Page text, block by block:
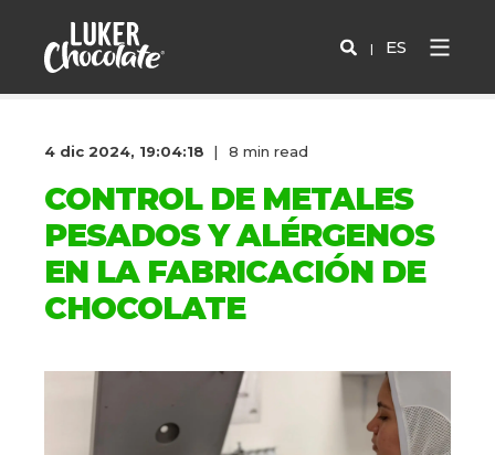
ES
4 dic 2024, 19:04:18 8 min read
CONTROL DE METALES
PESADOS Y ALÉRGENOS
EN LA FABRICACIÓN DE
CHOCOLATE